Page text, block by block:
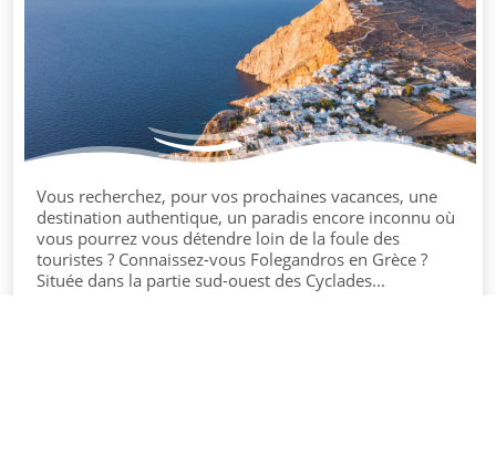
Vous recherchez, pour vos prochaines vacances, une
destination authentique, un paradis encore inconnu où
vous pourrez vous détendre loin de la foule des
touristes ? Connaissez-vous Folegandros en Grèce ?
Située dans la partie sud-ouest des Cyclades...